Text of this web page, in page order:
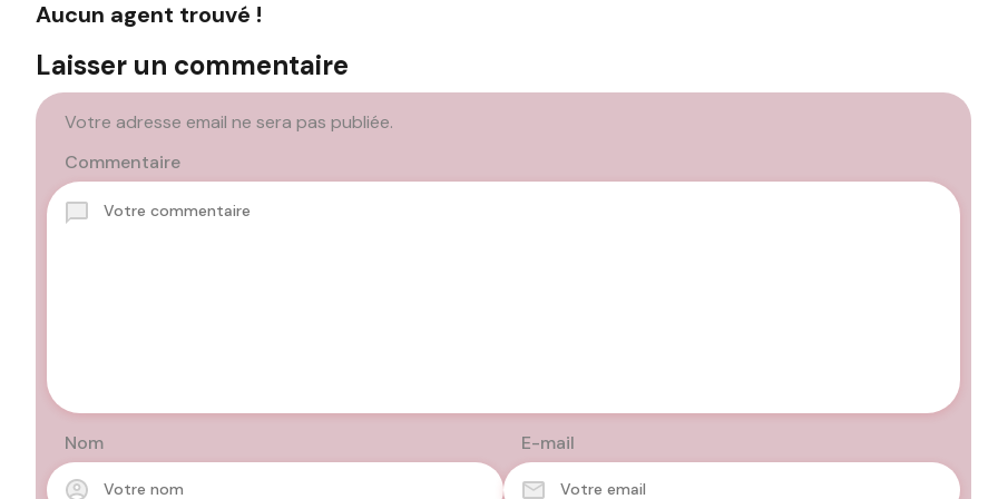
Aucun agent trouvé !
Laisser un commentaire
Votre adresse email ne sera pas publiée.
Commentaire
Nom E-mail